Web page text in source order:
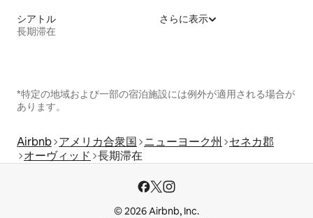
シアトル
長期滞在
さらに表示
*特定の地域および一部の宿泊施設には例外が適用される場合が
あります。
Airbnb アメリカ合衆国 ニューヨーク州
セネカ郡
オーヴィッド 長期滞在
© 2026 Airbnb, Inc.